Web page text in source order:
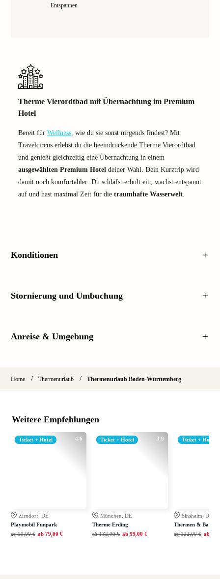
Entspannen
Therme Vierordtbad mit Übernachtung im Premium
Hotel
Bereit für Wellness, wie du sie sonst nirgends findest? Mit
Travelcircus erlebst du die beeindruckende Therme Vierordtbad
und genießt gleichzeitig eine Übernachtung in einem
ausgewählten Premium Hotel deiner Wahl. Dein Kurztrip wird
damit noch komfortabler: Du schläfst erholt ein, wachst entspannt
auf und hast maximal Zeit für die traumhafte Wasserwelt.
Konditionen
Stornierung und Umbuchung
Anreise & Umgebung
Home / Thermenurlaub / Thermenurlaub Baden-Württemberg
Weitere Empfehlungen
4.6
Ticket + Hotel
Zirndorf, DE
Playmobil Funpark
ab 99,00 € ab 79,00 €
3.9
Ticket + Hotel
München, DE
Therme Erding
ab 132,00 € ab 99,00 €
Ticket + Hotel
Sinsheim, DE
Thermen &
ab 122,00 € ab